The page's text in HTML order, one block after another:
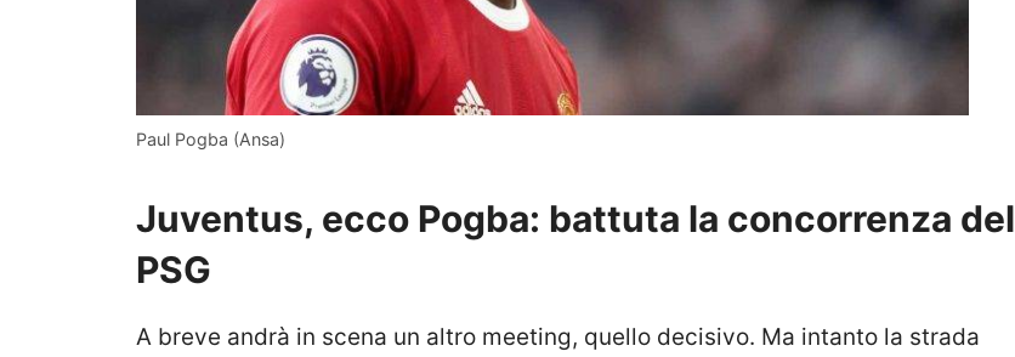
Paul Pogba (Ansa)
Juventus, ecco Pogba: battuta la concorrenza del
PSG
A breve andrà in scena un altro meeting, quello decisivo. Ma intanto la strada